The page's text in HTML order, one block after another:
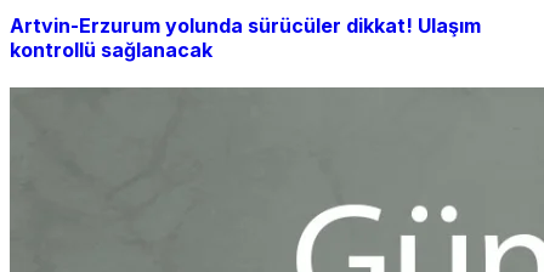
Artvin-Erzurum yolunda sürücüler dikkat! Ulaşım
kontrollü sağlanacak